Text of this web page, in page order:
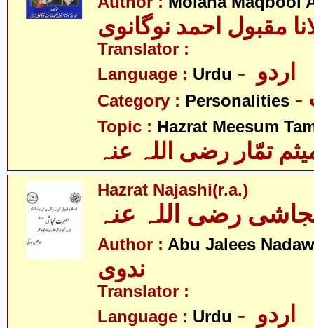
مقبول احمد نوگانوی
Translator :
Language : Urdu
Category : Personalities
Topic : Hazrat Meesum
تمّار رضی اللہ عنہ
Hazrat Najashi(r.a.)
رضی اللہ عنہ
Author : Abu Jalees
Translator :
Language : Urdu